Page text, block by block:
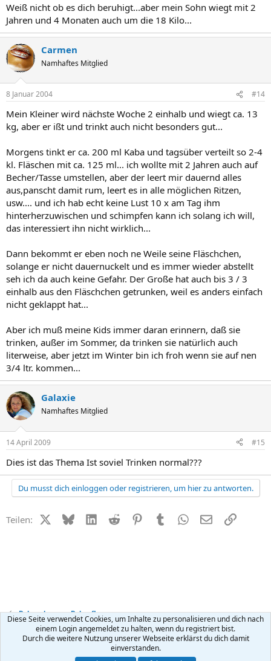
Weiß nicht ob es dich beruhigt...aber mein Sohn wiegt mit 2
Jahren und 4 Monaten auch um die 18 Kilo...
Carmen
Namhaftes Mitglied
8 Januar 2004 #14
Mein Kleiner wird nächste Woche 2 einhalb und wiegt ca. 13
kg, aber er ißt und trinkt auch nicht besonders gut...
Morgens tinkt er ca. 200 ml Kaba und tagsüber verteilt so 2-4
kl. Fläschen mit ca. 125 ml... ich wollte mit 2 Jahren auch auf
Becher/Tasse umstellen, aber der leert mir dauernd alles
aus,panscht damit rum, leert es in alle möglichen Ritzen,
usw.... und ich hab echt keine Lust 10 x am Tag ihm
hinterherzuwischen und schimpfen kann ich solang ich will,
das interessiert ihn nicht wirklich...
Dann bekommt er eben noch ne Weile seine Fläschchen,
solange er nicht dauernuckelt und es immer wieder abstellt
seh ich da auch keine Gefahr. Der Große hat auch bis 3 / 3
einhalb aus den Fläschchen getrunken, weil es anders einfach
nicht geklappt hat...
Aber ich muß meine Kids immer daran erinnern, daß sie
trinken, außer im Sommer, da trinken sie natürlich auch
literweise, aber jetzt im Winter bin ich froh wenn sie auf nen
3/4 ltr. kommen...
Galaxie
Namhaftes Mitglied
14 April 2009 #15
Dies ist das Thema Ist soviel Trinken normal???
Du musst dich einloggen oder registrieren, um hier zu antworten.
Teilen: X (Twitter)
BlueskyLinkedIn
Reddit PinterestTumblr WhatsApp
E-MailLink
Babynahrung + Babypflege
Kontakt Nutzungsbedingungen Datenschutz Hilfe
R
®
Diese Seite verwendet Cookies, um Inhalte zu personalisieren und dich nach
einem Login angemeldet zu halten, wenn du registriert bist.
Durch die weitere Nutzung unserer Webseite erklärst du dich damit
einverstanden.